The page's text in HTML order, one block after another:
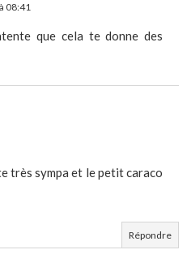
08:41
que cela te donne des
très sympa et le petit caraco
Répondre